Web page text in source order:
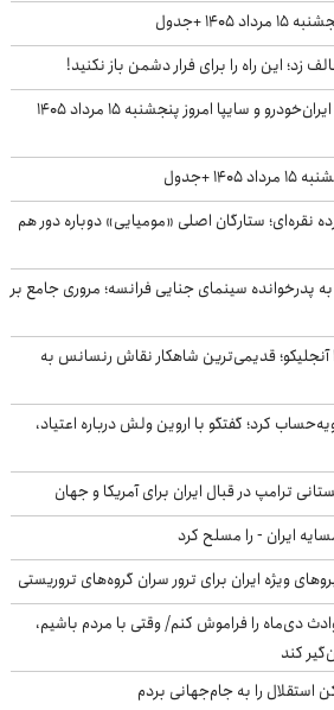
+جدول
زد؛ این راه را برای فرار دشمن باز نکنید!
تغییر تند قیمت محصولات ایران‌خودرو و سایپا امروز پنجشنبه ۱۵ مرداد ۱۴۰۵
+جدول
نقره‌ای؛ ستارگان اصلی «مومیایی» دوباره دور هم
پدرخوانده سینمای جنایی فرانسه؛ مروری جامع بر
قدیمی‌ترین شاهکار نقاش رنسانس به
کرد؛ گفتگو با اروین ولش درباره اعتیاد،
ترامپ در قبال ایران برای آمریکا و جهان
ایران - را مسلح کرد
ویژه ایران برای ترور سران گروه‌های تروریستی
دی‌ماه را فراموش کنم/ وقتی با مردم باشیم،
کند
استقلال را به جام‌جهانی بردم